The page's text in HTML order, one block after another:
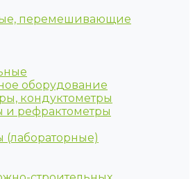
перемешивающие
оборудование
кондуктометры
и рефрактометры